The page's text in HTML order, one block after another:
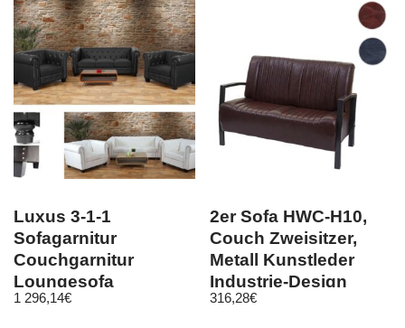
Luxus 3-1-1
Sofagarnitur
Couchgarnitur
Loungesofa
Chesterfield
1 296,14€
2er Sofa HWC-H10,
Couch Zweisitzer,
Metall Kunstleder
Industrie-Design
316,28€